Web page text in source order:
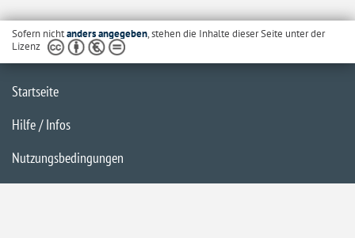
Sofern nichtanders angegeben, stehen die Inhalte dieser Seite unter der
Lizenz
Startseite
Hilfe / Infos
Nutzungsbedingungen